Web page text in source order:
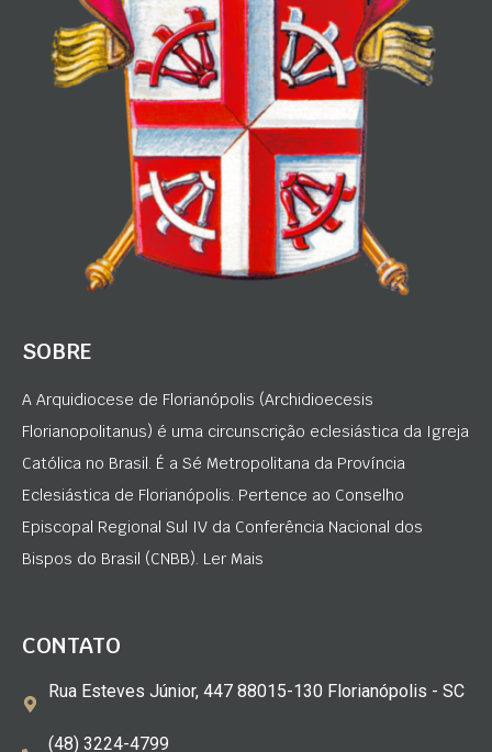
SOBRE
A Arquidiocese de Florianópolis (Archidioecesis
Florianopolitanus) é uma circunscrição eclesiástica da Igreja
Católica no Brasil. É a Sé Metropolitana da Província
Eclesiástica de Florianópolis. Pertence ao Conselho
Episcopal Regional Sul IV da Conferência Nacional dos
Bispos do Brasil (CNBB). Ler Mais
CONTATO
Rua Esteves Júnior, 447 88015-130 Florianópolis - SC
(48) 3224-4799